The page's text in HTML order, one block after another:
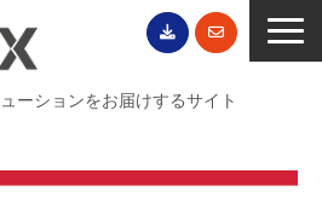
ーションをお届けするサイト